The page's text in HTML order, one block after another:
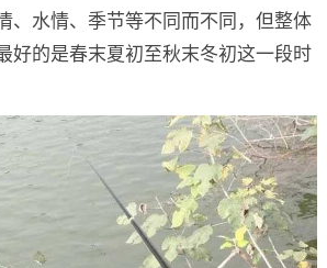
、水情、季节等不同而不同，但整体
好的是春末夏初至秋末冬初这一段时